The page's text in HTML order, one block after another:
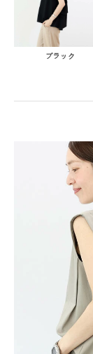
ブラック